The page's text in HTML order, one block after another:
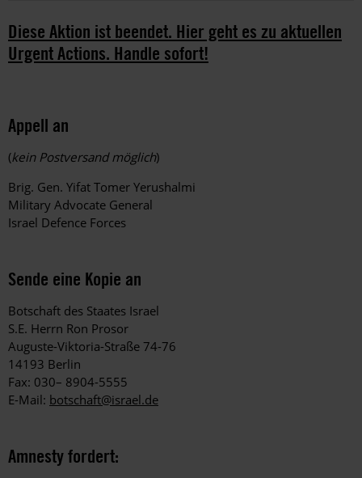
Diese Aktion ist beendet. Hier geht es zu aktuellen
Urgent Actions. Handle sofort!
Appell an
(kein Postversand möglich)
Brig. Gen. Yifat Tomer Yerushalmi
Military Advocate General
Israel Defence Forces
Sende eine Kopie an
Botschaft des Staates Israel
S.E. Herrn Ron Prosor
Auguste-Viktoria-Straße 74-76
14193 Berlin
Fax: 030– 8904-5555
E-Mail: botschaft@israel.de
Amnesty fordert: